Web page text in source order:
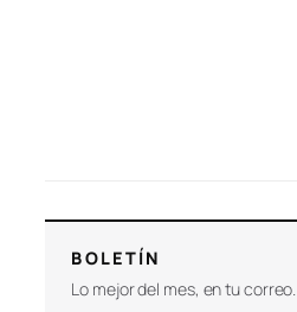
BOLETÍN
Lo mejor del mes, en tu correo.